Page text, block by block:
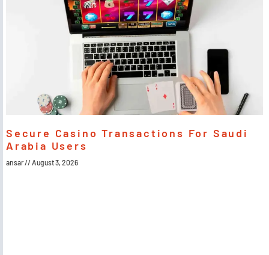
Secure Casino Transactions For Saudi
Arabia Users
ansar August 3, 2026